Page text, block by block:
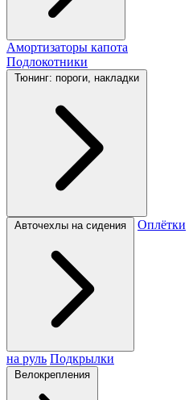
Амортизаторы капота
Подлокотники
Тюнинг: пороги, накладки
Авточехлы на сидения Оплётки
на руль Подкрылки
Велокрепления